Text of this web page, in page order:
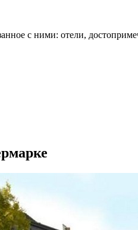
с ними: отели,